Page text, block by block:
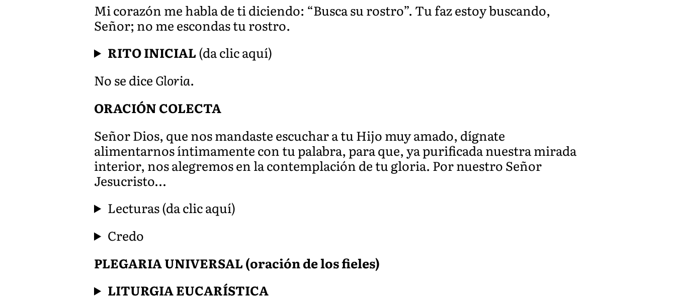
Mi corazón me habla de ti diciendo: “Busca su rostro”. Tu faz estoy buscando,
Señor; no me escondas tu rostro.
RITO INICIAL(da clic aquí)
No se diceGloria.
ORACIÓN COLECTA
Señor Dios, que nos mandaste escuchar a tu Hijo muy amado, dígnate
alimentarnos íntimamente con tu palabra, para que, ya purificada nuestra mirada
interior, nos alegremos en la contemplación de tu gloria. Por nuestro Señor
Jesucristo…
Lecturas (da clic aquí)
Credo
PLEGARIA UNIVERSAL (oración de los fieles)
LITURGIA EUCARÍSTICA